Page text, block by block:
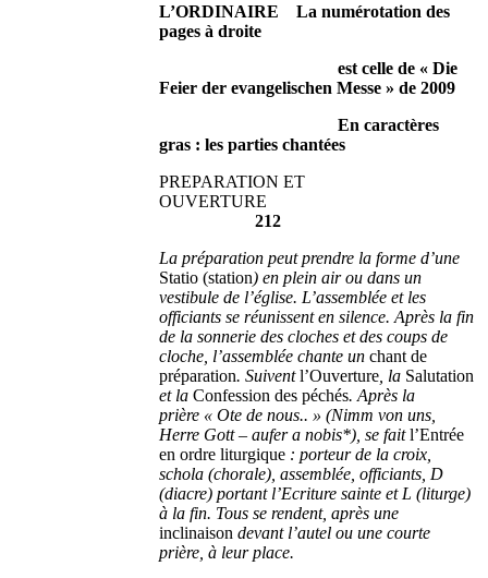
L’ORDINAIRE La numérotation des
pages à droite
est celle de « Die
Feier der evangelischen Messe » de 2009
En caractères
gras : les parties chantées
PREPARATION ET
OUVERTURE
212
La préparation peut prendre la forme d’une
Statio (station) en plein air ou dans un
vestibule de l’église. L’assemblée et les
officiants se réunissent en silence. Après la fin
de la sonnerie des cloches et des coups de
cloche, l’assemblée chante unchant de
préparation. Suiventl’Ouverture , la Salutation
et laConfession des péchés. Après la
prière « Ote de nous.. » (Nimm von uns,
Herre Gott – aufer a nobis*), se faitl’Entrée
en ordre liturgique : porteur de la croix,
schola (chorale), assemblée, officiants, D
(diacre) portant l’Ecriture sainte et L (liturge)
à la fin. Tous se rendent, après une
inclinaison devant l’autel ou une courte
prière, à leur place.